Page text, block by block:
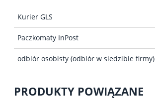
Kurier GLS
Paczkomaty InPost
odbiór osobisty (odbiór w siedzibie firmy)
PRODUKTY POWIĄZANE